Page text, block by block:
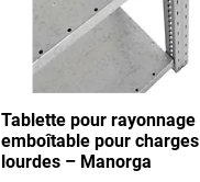
Tablette pour rayonnage
emboîtable pour charges
lourdes – Manorga